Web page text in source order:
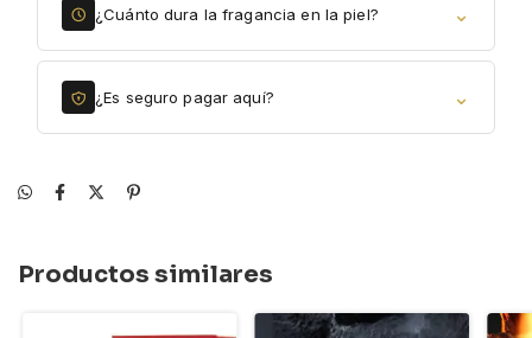
¿Cuánto dura la fragancia en la piel? ⌄
¿Es seguro pagar aquí? ⌄
Productos similares